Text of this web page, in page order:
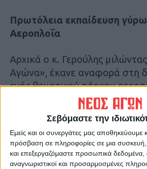
Σεβόμαστε την
Εμείς και οι συνεργάτες μας αποθηκεύουμε
πρόσβαση σε πληροφορίες σε μια
και επεξεργαζόμαστε προσωπικά
αναγνωριστικοί και προσαρμοσμένες
Πρωτόλεια εκπαίδευση
Αεροπλοΐα
Αρχικά ο κ. Γερούλης
Αγώνα», έκανε αναφορά στη
ενός θεματικού πάρκου
Θεσσαλίας, όπου σε αυτό τον
μαθητές, νέοι όλων των
ενήλικες θα έχουν τη
λαμβάνουν πρωτόλεια
με την Αεροπλοΐα.